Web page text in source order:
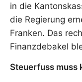
in die
die Regierung
Franken. Das
Finanzdebakel
Steuerfuss muss